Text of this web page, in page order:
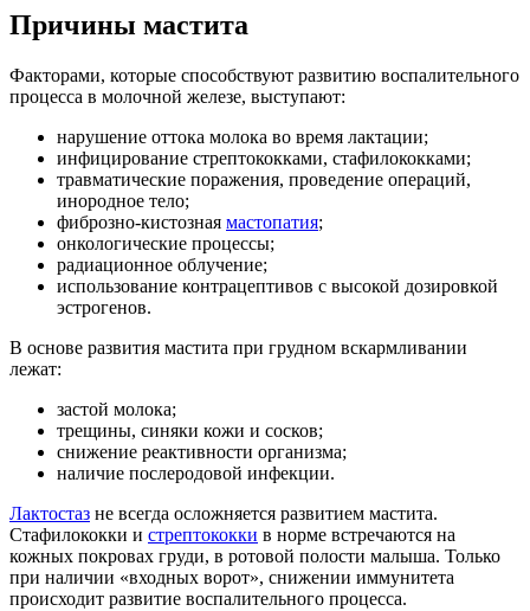
Причины мастита
Факторами, которые способствуют развитию воспалительного
процесса в молочной железе, выступают:
нарушение оттока молока во время лактации;
инфицирование стрептококками, стафилококками;
травматические поражения, проведение операций,
инородное тело;
фиброзно-кистозная мастопатия;
онкологические процессы;
радиационное облучение;
использование контрацептивов с высокой дозировкой
эстрогенов.
В основе развития мастита при грудном вскармливании
лежат:
застой молока;
трещины, синяки кожи и сосков;
снижение реактивности организма;
наличие послеродовой инфекции.
Лактостаз не всегда осложняется развитием мастита.
Стафилококки и стрептококки в норме встречаются на
кожных покровах груди, в ротовой полости малыша. Только
при наличии «входных ворот», снижении иммунитета
происходит развитие воспалительного процесса.